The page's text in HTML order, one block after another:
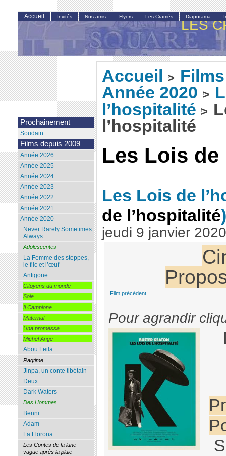
LES
Accueil >
Année 2020 >
l’hospitalité >
l’hospitalité
Les Lois de
Les Lois de
de l’hospitalité)
jeudi 9 janvier 2020
Film précédent
Pour agrandir
Accueil Invités Nos amis Flyers Les Cramés Diaporama
Prochainement
Soudain
Films depuis 2009
Année 2026
Année 2025
Année 2024
Année 2023
Année 2022
Année 2021
Année 2020
Never Rarely Sometimes
Always
Adolescentes
La Femme des steppes,
le flic et l’œuf
Antigone
Citoyens du monde
Sole
Il Campione
Maternal
Una promessa
Michel Ange
Abou Leila
Ragtime
Jinpa, un conte tibétain
Deux
Dark Waters
Des Hommes
Benni
Adam
La Llorona
Les Contes de la lune
vague après la pluie